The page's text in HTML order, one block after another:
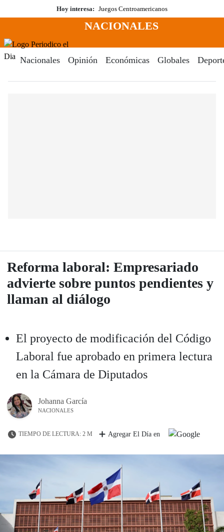
al
Hoy interesa: Juegos Centroamericanos
Menú
NACIONALES
Nacionales Opinión Económicas Globales
Reforma laboral: Empresariado
advierte sobre puntos pendientes y
llaman al diálogo
El proyecto de modificación del Código
Laboral fue aprobado en primera lectura
en la Cámara de Diputados
Johanna García
NACIONALES
TIEMPO DE LECTURA: 2 M Agregar El Día en